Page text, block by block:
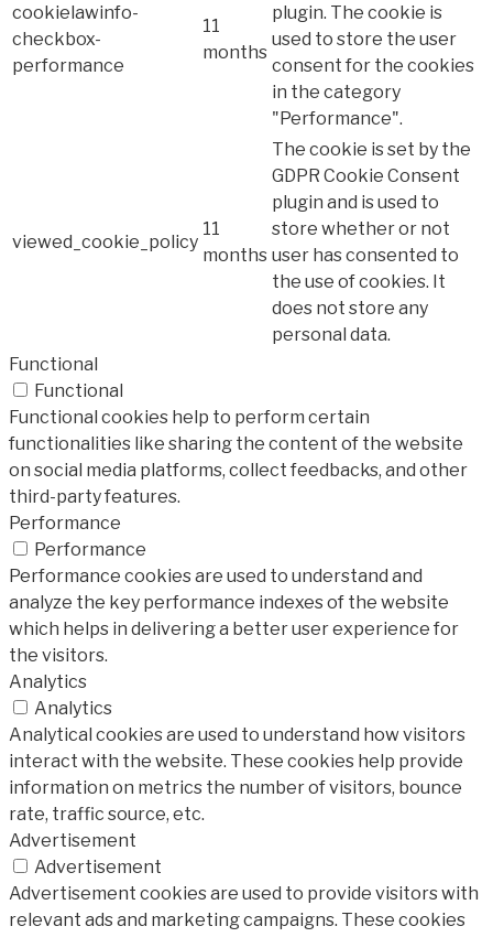
cookielawinfo-
checkbox-
performance
11
months
plugin. The cookie is
used to store the user
consent for the cookies
in the category
"Performance".
viewed_cookie_policy
11
months
The cookie is set by the
GDPR Cookie Consent
plugin and is used to
store whether or not
user has consented to
the use of cookies. It
does not store any
personal data.
Functional
Functional
Functional cookies help to perform certain
functionalities like sharing the content of the website
on social media platforms, collect feedbacks, and other
third-party features.
Performance
Performance
Performance cookies are used to understand and
analyze the key performance indexes of the website
which helps in delivering a better user experience for
the visitors.
Analytics
Analytics
Analytical cookies are used to understand how visitors
interact with the website. These cookies help provide
information on metrics the number of visitors, bounce
rate, traffic source, etc.
Advertisement
Advertisement
Advertisement cookies are used to provide visitors with
relevant ads and marketing campaigns. These cookies